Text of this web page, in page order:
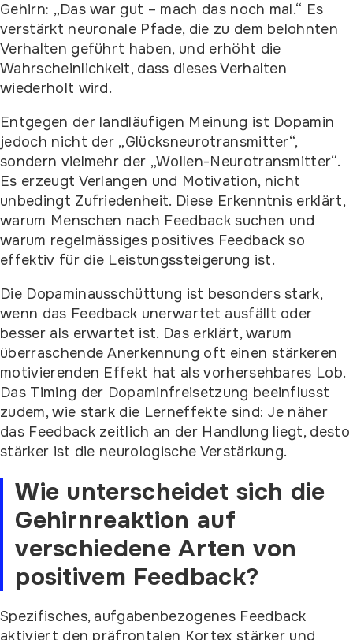
Gehirn: „Das war gut – mach das noch mal.“ Es
verstärkt neuronale Pfade, die zu dem belohnten
Verhalten geführt haben, und erhöht die
Wahrscheinlichkeit, dass dieses Verhalten
wiederholt wird.
Entgegen der landläufigen Meinung ist Dopamin
jedoch nicht der „Glücksneurotransmitter“,
sondern vielmehr der „Wollen-Neurotransmitter“.
Es erzeugt Verlangen und Motivation, nicht
unbedingt Zufriedenheit. Diese Erkenntnis erklärt,
warum Menschen nach Feedback suchen und
warum regelmässiges positives Feedback so
effektiv für die Leistungssteigerung ist.
Die Dopaminausschüttung ist besonders stark,
wenn das Feedback unerwartet ausfällt oder
besser als erwartet ist. Das erklärt, warum
überraschende Anerkennung oft einen stärkeren
motivierenden Effekt hat als vorhersehbares Lob.
Das Timing der Dopaminfreisetzung beeinflusst
zudem, wie stark die Lerneffekte sind: Je näher
das Feedback zeitlich an der Handlung liegt, desto
stärker ist die neurologische Verstärkung.
Wie unterscheidet sich die
Gehirnreaktion auf
verschiedene Arten von
positivem Feedback?
Spezifisches, aufgabenbezogenes Feedback
aktiviert den präfrontalen Kortex stärker und